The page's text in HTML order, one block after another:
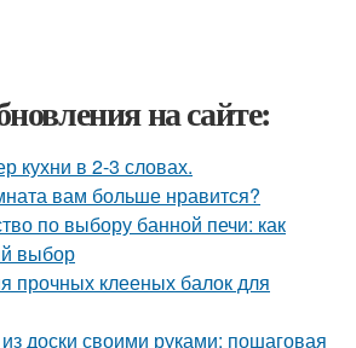
на сайте:
кухни в 2-3 словах.
вам больше нравится?
по выбору банной печи: как
выбор
прочных клееных балок для
из доски своими руками: пошаговая